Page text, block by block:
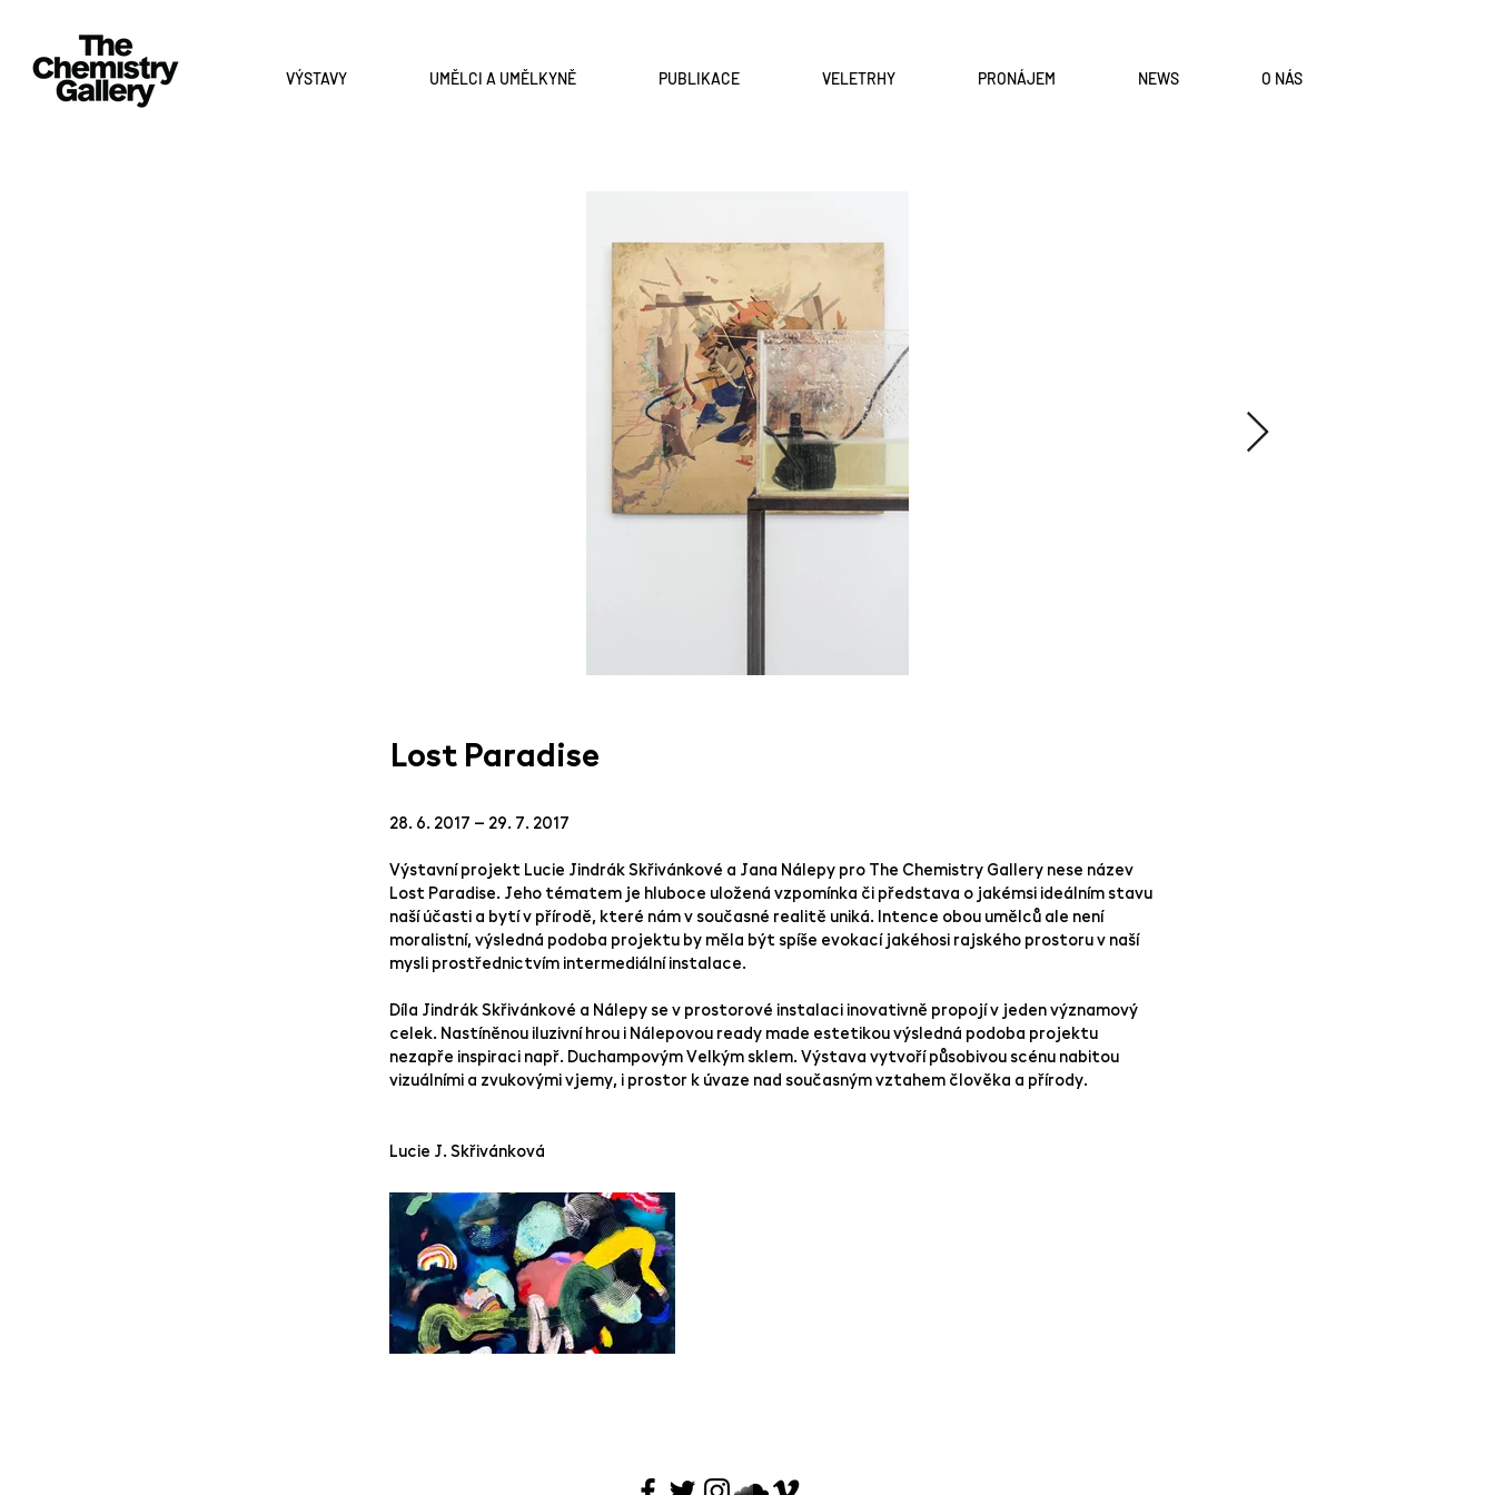
VÝSTAVY UMĚLCI A UMĚLKYNĚ PUBLIKACE VELETRHY PRONÁJEM NEWS O NÁS
Lost Paradise
28. 6. 2017 – 29. 7. 2017
Výstavní projekt Lucie Jindrák Skřivánkové a Jana Nálepy pro The Chemistry Gallery nese název
Lost Paradise. Jeho tématem je hluboce uložená vzpomínka či představa o jakémsi ideálním stavu
naší účasti a bytí v přírodě, které nám v současné realitě uniká. Intence obou umělců ale není
moralistní, výsledná podoba projektu by měla být spíše evokací jakéhosi rajského prostoru v naší
mysli prostřednictvím intermediální instalace.
Díla Jindrák Skřivánkové a Nálepy se v prostorové instalaci inovativně propojí v jeden významový
celek. Nastíněnou iluzivní hrou i Nálepovou ready made estetikou výsledná podoba projektu
nezapře inspiraci např. Duchampovým Velkým sklem. Výstava vytvoří působivou scénu nabitou
vizuálními a zvukovými vjemy, i prostor k úvaze nad současným vztahem člověka a přírody.
Lucie J. Skřivánková